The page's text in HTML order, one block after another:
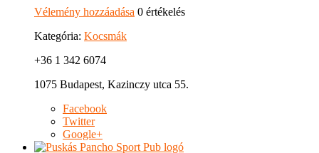
Vélemény hozzáadása 0 értékelés
Kategória: Kocsmák
+36 1 342 6074
1075 Budapest, Kazinczy utca 55.
Facebook
Twitter
Google+